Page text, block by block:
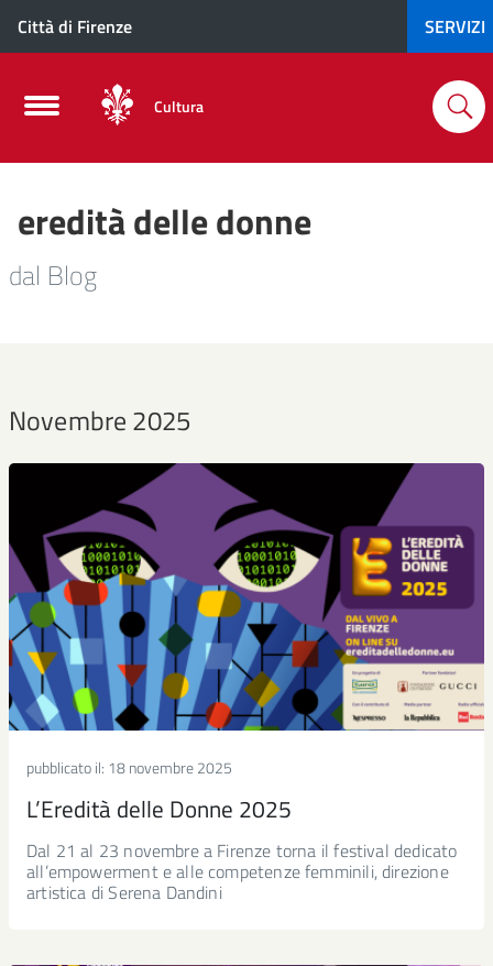
Città di Firenze SERVIZI
Cultura
eredità delle donne
dal Blog
Novembre 2025
pubblicato il: 18 novembre 2025
L’Eredità delle Donne 2025
Dal 21 al 23 novembre a Firenze torna il festival dedicato
all’empowerment e alle competenze femminili, direzione
artistica di Serena Dandini